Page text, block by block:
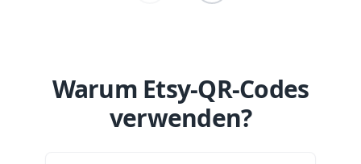
Warum Etsy-QR-Codes
verwenden?